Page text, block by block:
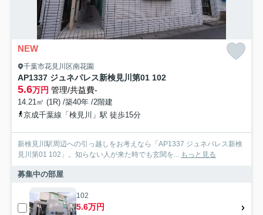
NEW
千葉市花見川区南花園
AP1337 ジュネパレス新検見川第01 102
5.6万円 管理/共益費-
14.21㎡ (1R) /築40年 /2階建
京成千葉線「検見川」駅 徒歩15分
新検見川駅周辺への引っ越しをお考えなら「AP1337 ジュネパレス新検
見川第01 102」。知らない人が来た時でも玄関を... もっと見る
募集中の部屋
102
5.6万円